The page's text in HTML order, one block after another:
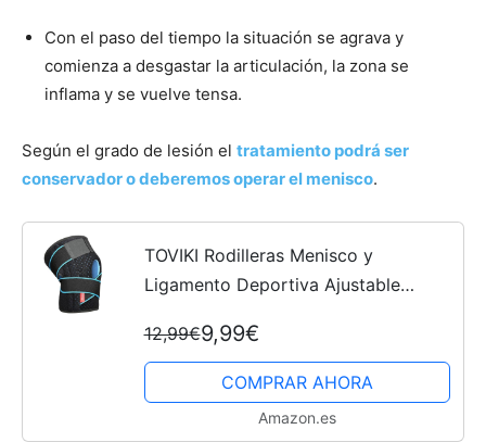
Con el paso del tiempo la situación se agrava y
comienza a desgastar la articulación, la zona se
inflama y se vuelve tensa.
Según el grado de lesión el tratamiento podrá ser
conservador o deberemos operar el menisco.
TOVIKI Rodilleras Menisco y
Ligamento Deportiva Ajustable
Rodillera Crossfit para Artritis
Desgarro de Menisco Tendinitis...
12,99€9,99€
COMPRAR AHORA
Amazon.es